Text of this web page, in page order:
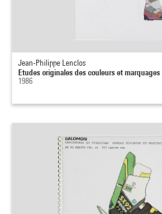
Jean-Philippe Lenclos
Etudes originales des couleurs et marquages
1986